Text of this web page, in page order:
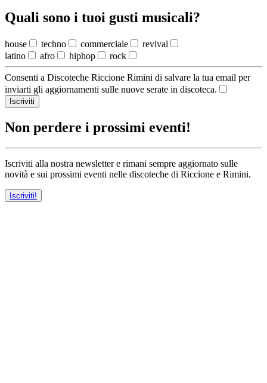
Quali sono i tuoi gusti musicali?
house techno commerciale
revival
latino
afro hiphop rock
Consenti a Discoteche Riccione Rimini di salvare la tua email per
inviarti gli aggiornamenti sulle nuove serate in discoteca.
Iscriviti
Non perdere i prossimi eventi!
Iscriviti alla nostra newsletter e rimani sempre aggiornato sulle
novità e sui prossimi eventi nelle discoteche di Riccione e Rimini.
Iscriviti!